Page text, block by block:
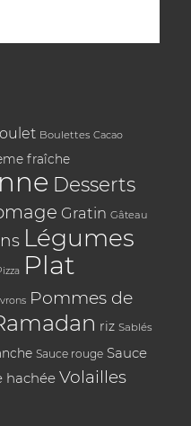
Boulettes Cacao
fraîche
Desserts
Gratin Gâteau
Légumes
Plat
Pommes de
riz Sablés
Sauce rouge Sauce
hachée Volailles